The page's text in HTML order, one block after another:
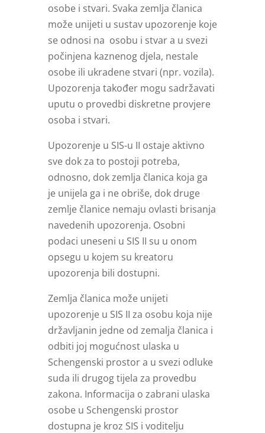
osobe i stvari. Svaka zemlja članica
može unijeti u sustav upozorenje koje
se odnosi na osobu i stvar a u svezi
počinjena kaznenog djela, nestale
osobe ili ukradene stvari (npr. vozila).
Upozorenja također mogu sadržavati
uputu o provedbi diskretne provjere
osoba i stvari.
Upozorenje u SIS-u II ostaje aktivno
sve dok za to postoji potreba,
odnosno, dok zemlja članica koja ga
je unijela ga i ne obriše, dok druge
zemlje članice nemaju ovlasti brisanja
navedenih upozorenja. Osobni
podaci uneseni u SIS II su u onom
opsegu u kojem su kreatoru
upozorenja bili dostupni.
Zemlja članica može unijeti
upozorenje u SIS II za osobu koja nije
državljanin jedne od zemalja članica i
odbiti joj mogućnost ulaska u
Schengenski prostor a u svezi odluke
suda ili drugog tijela za provedbu
zakona. Informacija o zabrani ulaska
osobe u Schengenski prostor
dostupna je kroz SIS i voditelju